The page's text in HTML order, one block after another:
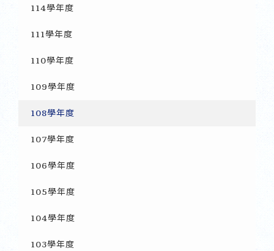
114學年度
111學年度
110學年度
109學年度
108學年度
107學年度
106學年度
105學年度
104學年度
103學年度